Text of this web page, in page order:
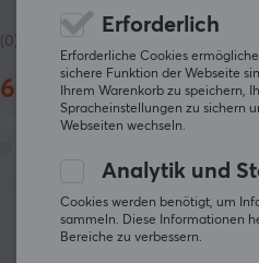
(0)
60.49 € (73.39 €)
SPARE
Erforderlich
Erforderliche Cookies
sichere Funktion der Webseite
Ihrem Warenkorb zu speichern,
Spracheinstellungen zu sichern
Webseiten wechseln.
Analytik und
Cookies werden benötigt, um
sammeln. Diese Informationen
Bereiche zu verbessern.